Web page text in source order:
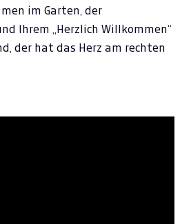
im Garten, der
Ihrem „Herzlich Willkommen“
der hat das Herz am rechten